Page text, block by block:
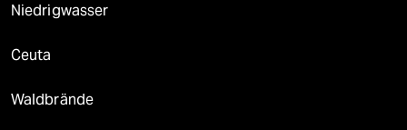
Niedrigwasser
Ceuta
Waldbrände